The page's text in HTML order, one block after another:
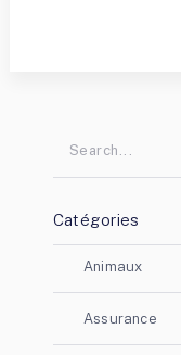
Catégories
Animaux
Assurance